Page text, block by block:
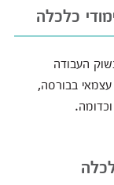
כלכלה
העבודה
בבורסה,